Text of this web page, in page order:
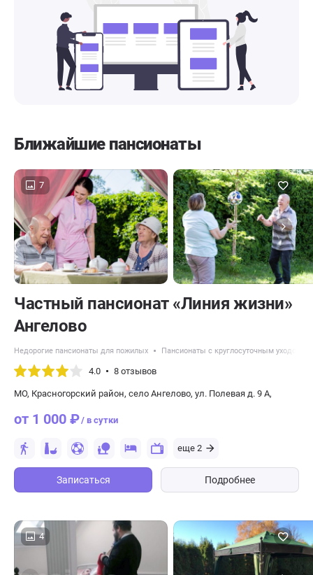
Ближайшие пансионаты
7
Частный пансионат «Линия жизни»
Ангелово
Недорогие пансионаты для пожилых Пансионаты с круглосуточным уходом
4.0 8 отзывов
МО, Красногорский район, село Ангелово, ул. Полевая д. 9 А,
от 1 000 ₽/ в сутки
еще 2
Записаться Подробнее
4